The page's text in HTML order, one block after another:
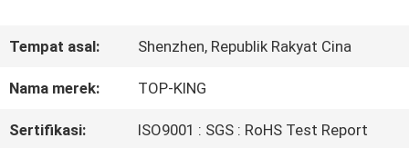
TENTANG
KAMI
Tempat asal: Shenzhen, Republik Rakyat Cina
Nama merek: TOP-KING
Sertifikasi: ISO9001 : SGS : RoHS Test Report